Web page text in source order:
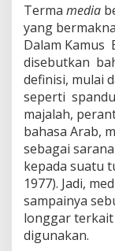
Terma media
yang
Dalam Kamus
disebutkan
definisi, mulai
seperti
majalah,
bahasa Arab,
sebagai
kepada suatu
1977). Jadi,
sampainya
longgar
digunakan.